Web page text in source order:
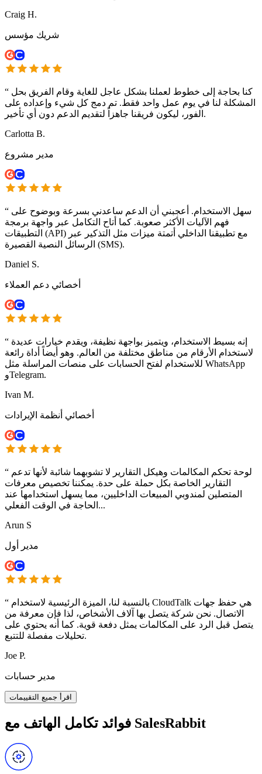
Craig H.
شريك مؤسس
“ كنا بحاجة إلى خطوط لعملنا بشكل عاجل للغاية وقام الفريق بحل
المشكلة لنا في يوم عمل واحد فقط. تم دمج كل شيء وإعداده على
الفور، ليكون فريقنا جاهزاً لتقديم الدعم دون أي تأخير.
Carlotta B.
مدير مشروع
“ سهل الاستخدام. أعجبني أن الدعم ساعدني بسرعة وبوضوح على
فهم الآليات الأكثر صعوبة. كما أتاح التكامل عبر واجهة برمجة
التطبيقات (API) مع تطبيقنا الداخلي أتمتة ميزات مثل التذكير عبر
الرسائل النصية القصيرة (SMS).
Daniel S.
أخصائي دعم العملاء
“ إنه بسيط الاستخدام، ويتميز بواجهة نظيفة، ويقدم خيارات عديدة
لاستخدام الأرقام من مناطق مختلفة من العالم. وهو أيضاً أداة رائعة
للاستخدام لفتح الحسابات على منصات المراسلة مثل WhatsApp
وTelegram.
Ivan M.
أخصائي أنظمة الإيرادات
“ لوحة تحكم المكالمات وهيكل التقارير لا تشوبهما شائبة لأنها تدعم
التقارير الخاصة بكل حملة على حدة. يمكننا تخصيص معرفات
المتصلين لمندوبي المبيعات الداخليين، مما يسهل استخدامها عند
الحاجة في الوقت الفعلي...
Arun S
مدير أول
“ بالنسبة لنا، الميزة الرئيسية لاستخدام CloudTalk هي حفظ جهات
الاتصال. نحن شركة يتصل بها آلاف الأشخاص، لذا فإن معرفة من
يتصل قبل الرد على المكالمات يمثل دفعة قوية. كما أنه يحتوي على
تحليلات مفصلة للتتبع.
Joe P.
مدير حسابات
اقرأ جميع التقييمات
فوائد تكامل الهاتف مع SalesRabbit